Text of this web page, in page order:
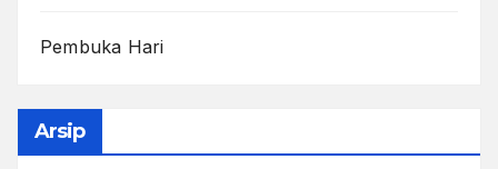
Pembuka Hari
Arsip